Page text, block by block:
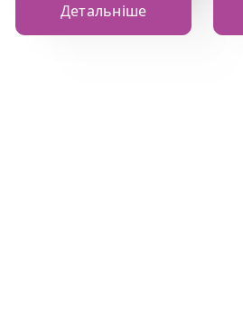
Детальніше